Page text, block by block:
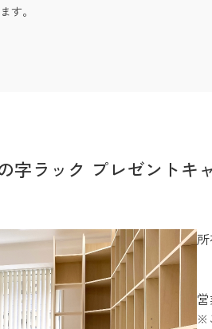
す。
ラック プレゼントキ
※